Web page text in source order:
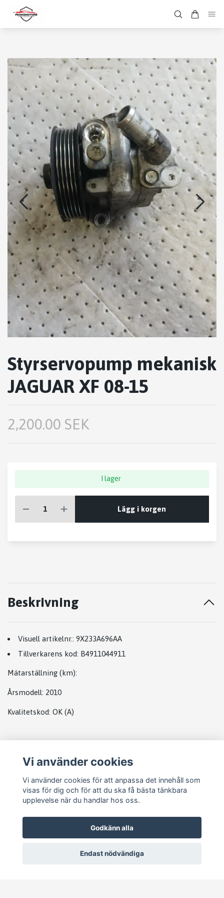
Styrservopump mekanisk
JAGUAR XF 08-15
2,200.00 SEK
I lager
Lägg i korgen
Beskrivning
Visuell artikelnr.: 9X233A696AA
Tillverkarens kod: B4911044911
Mätarställning (km):
Årsmodell: 2010
Kvalitetskod: OK (A)
Vi använder cookies
Vi använder cookies för att anpassa det innehåll som
visas för dig och för att du ska få bästa tänkbara
upplevelse när du handlar hos oss.
Godkänn alla
Endast nödvändiga